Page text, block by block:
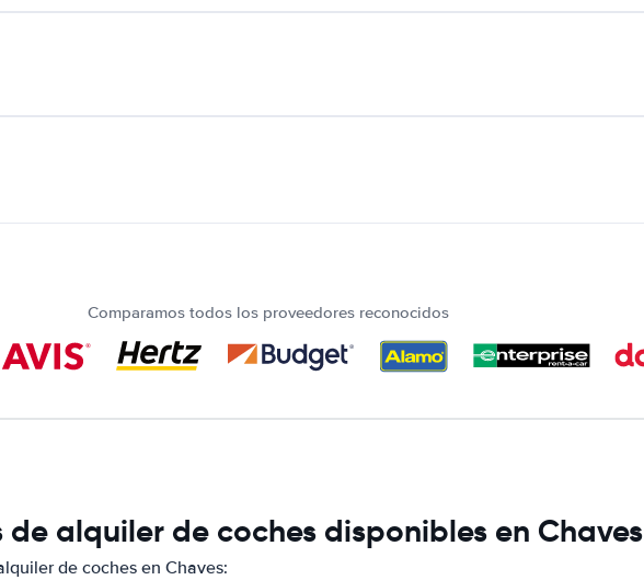
Comparamos todos los proveedores reconocidos
alquiler de coches disponibles en Chaves
de coches en Chaves: